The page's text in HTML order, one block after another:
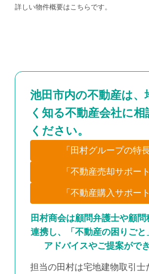
詳しい物件概要はこちらです。
池田市内の不動産は、
く知る不動産会社に相
ください。
「田村グループの特長
「不動産売却サポート
「不動産購入サポート
田村商会は顧問弁護士や顧問
連携し、「不動産の困りごと
アドバイスやご提案ができ
担当の田村は宅地建物取引士